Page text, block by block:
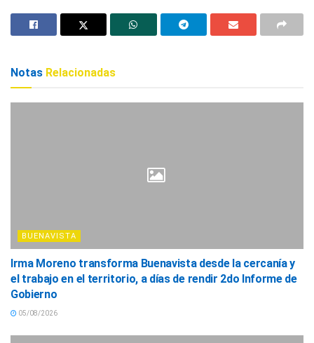
Notas Relacionadas
BUENAVISTA
Irma Moreno transforma Buenavista desde la cercanía y
el trabajo en el territorio, a días de rendir 2do Informe de
Gobierno
05/08/2026